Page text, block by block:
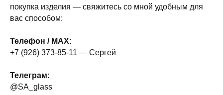
покупка изделия — свяжитесь со мной удобным для
вас способом:
Телефон / MAX:
+7 (926) 373-85-11 — Сергей
Телеграм:
@SA_glass